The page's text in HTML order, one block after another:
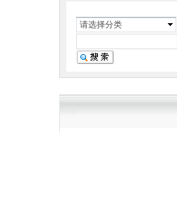
请选择分类